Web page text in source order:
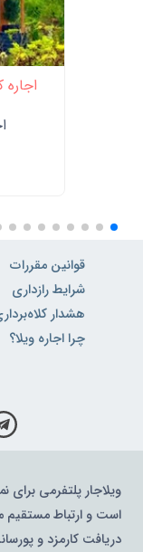
قوانین مقررات
شرایط رازداری
هشدار
چرا اجاره ویلا؟
ویلاجار پلتفرمی برای
است و ارتباط مستقیم
دریافت کارمزد و